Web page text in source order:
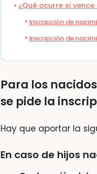
¿Qué ocurre si
Inscripción de
Inscripción de
Para los
se pide la
Hay que aportar la
En caso de hijos